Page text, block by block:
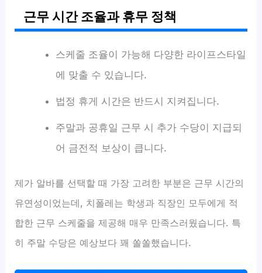
근무 시간 조율과 휴무 정책
스케줄 조율이 가능해 다양한 라이프스타일
에 맞출 수 있습니다.
법정 휴게 시간은 반드시 지켜집니다.
주말과 공휴일 근무 시 추가 수당이 지급되
어 금전적 보상이 큽니다.
제가 알바를 선택할 때 가장 고려한 부분은 근무 시간의
유연성이었는데, 치폴레는 학생과 직장인 모두에게 적
합한 근무 스케줄을 제공해 매우 만족스러웠습니다. 특
히 주말 수당은 예상보다 꽤 쏠쏠했습니다.